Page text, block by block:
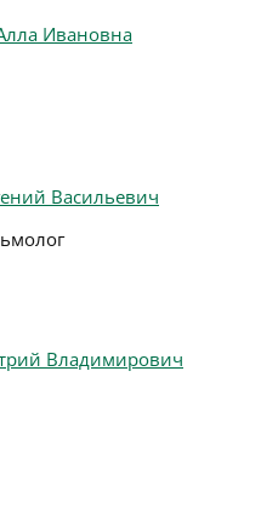
Ивановна
Васильевич
Владимирович